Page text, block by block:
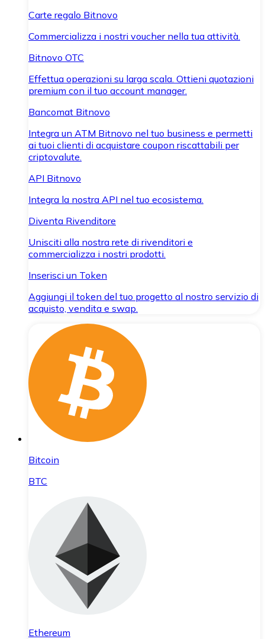
Carte regalo Bitnovo
Commercializza i nostri voucher nella tua attività.
Bitnovo OTC
Effettua operazioni su larga scala. Ottieni quotazioni
premium con il tuo account manager.
Bancomat Bitnovo
Integra un ATM Bitnovo nel tuo business e permetti
ai tuoi clienti di acquistare coupon riscattabili per
criptovalute.
API Bitnovo
Integra la nostra API nel tuo ecosistema.
Diventa Rivenditore
Unisciti alla nostra rete di rivenditori e
commercializza i nostri prodotti.
Inserisci un Token
Aggiungi il token del tuo progetto al nostro servizio di
acquisto, vendita e swap.
Bitcoin
BTC
Ethereum